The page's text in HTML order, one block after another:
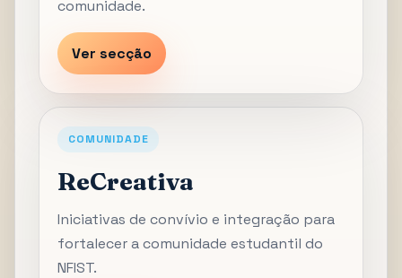
comunidade.
Ver secção
COMUNIDADE
ReCreativa
Iniciativas de convívio e integração para
fortalecer a comunidade estudantil do
NFIST.